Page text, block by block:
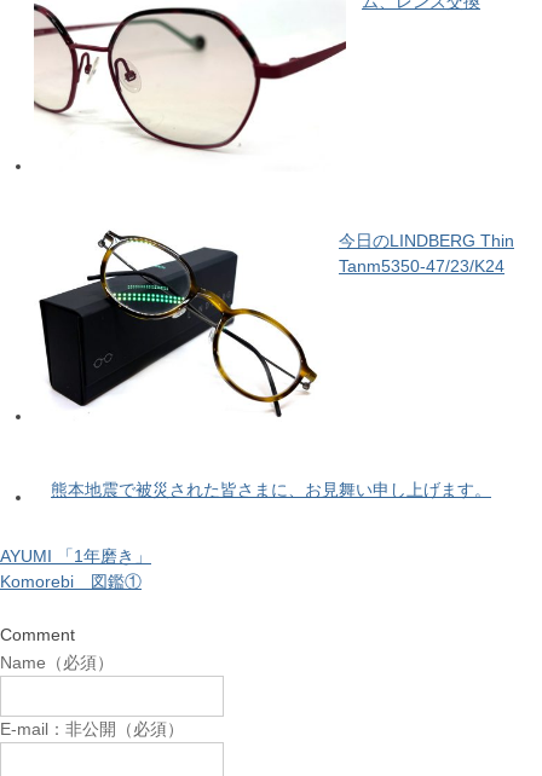
今日のLINDBERG Thin
Tanm5350-47/23/K24
熊本地震で被災された皆さまに、お見舞い申し上げます。
AYUMI 「1年磨き」
Komorebi 図鑑①
Comment
Name（必須）
E-mail：非公開（必須）